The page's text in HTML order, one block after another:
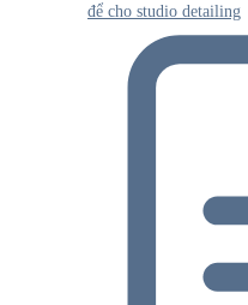
để cho studio detailing